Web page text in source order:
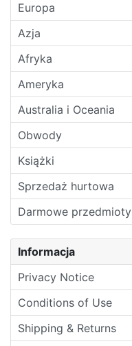
Europa
Azja
Afryka
Ameryka
Australia i Oceania
Obwody
Książki
Sprzedaż hurtowa
Darmowe przedmioty
Informacja
Privacy Notice
Conditions of Use
Shipping & Returns